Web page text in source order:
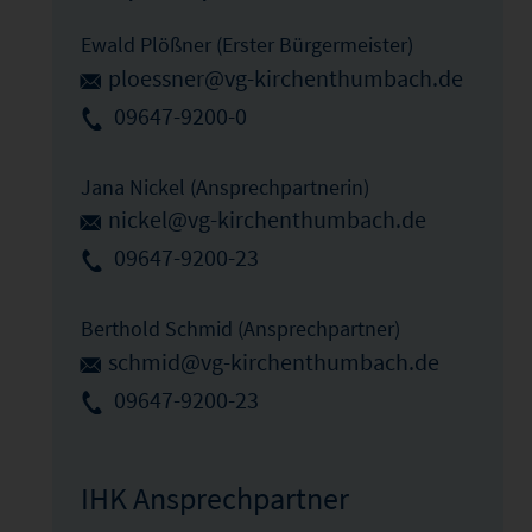
Ewald Plößner (Erster Bürgermeister)
ploessner@vg-kirchenthumbach.de
09647-9200-0
Jana Nickel (Ansprechpartnerin)
nickel@vg-kirchenthumbach.de
09647-9200-23
Berthold Schmid (Ansprechpartner)
schmid@vg-kirchenthumbach.de
09647-9200-23
IHK Ansprechpartner